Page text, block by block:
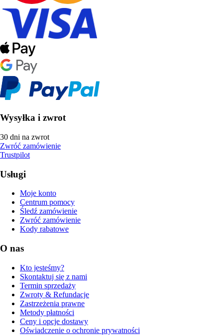
Wysyłka i zwrot
30 dni na zwrot
Zwróć zamówienie
Trustpilot
Usługi
Moje konto
Centrum pomocy
Śledź zamówienie
Zwróć zamówienie
Kody rabatowe
O nas
Kto jesteśmy?
Skontaktuj się z nami
Termin sprzedaży
Zwroty & Refundacje
Zastrzeżenia prawne
Metody płatności
Ceny i opcje dostawy
Oświadczenie o ochronie prywatności